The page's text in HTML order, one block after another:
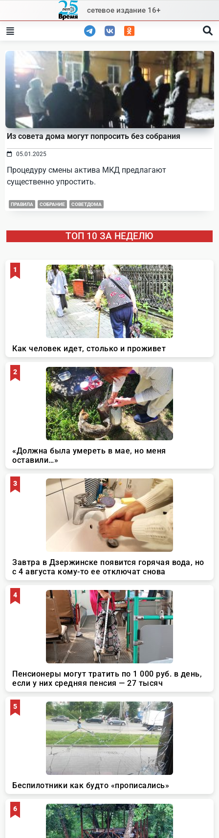
content
сетевое издание 16+
Из совета дома могут попросить без собрания
05.01.2025
Процедуру смены актива МКД предлагают
существенно упростить.
ПРАВИЛА СОБРАНИЕ СОВЕТДОМА
ТОП 10 ЗА НЕДЕЛЮ